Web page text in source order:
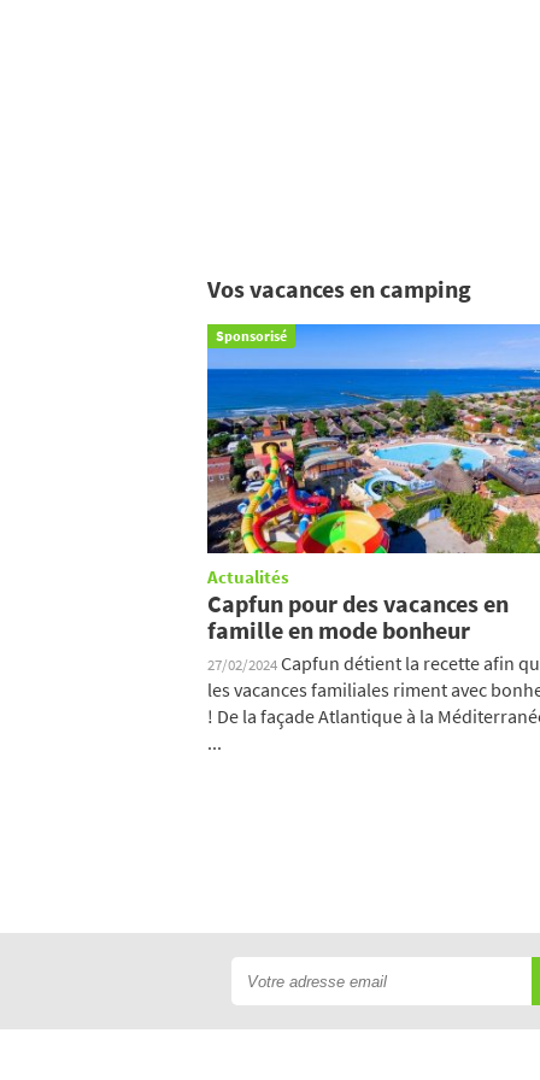
Vos vacances en camping
Sponsorisé
Actualités
Capfun pour des vacances en
famille en mode bonheur
27/02/2024Capfun détient la recette afin
les vacances familiales riment avec
! De la façade Atlantique à la
...